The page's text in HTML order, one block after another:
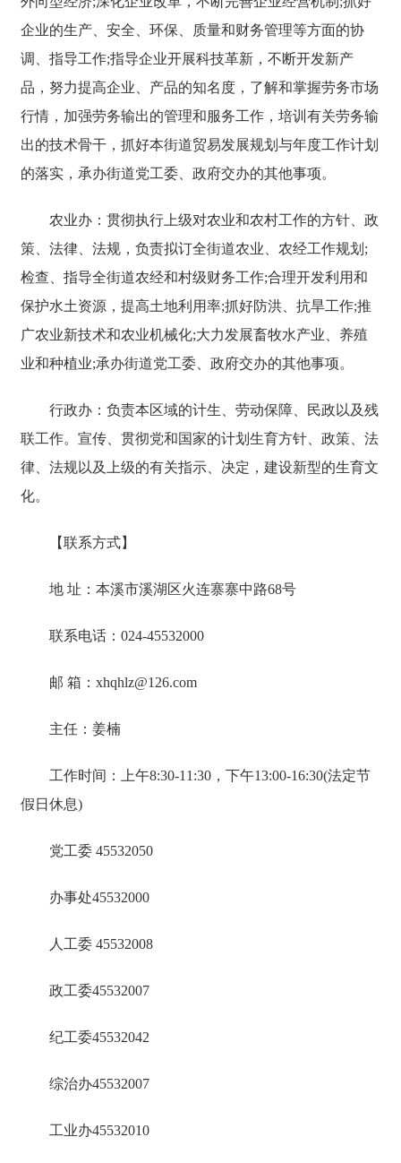
企业的生产、安全、环保、质量和财务管理等方面的协
调、指导工作;指导企业开展科技革新，不断开发新产
品，努力提高企业、产品的知名度，了解和掌握劳务市场
行情，加强劳务输出的管理和服务工作，培训有关劳务输
出的技术骨干，抓好本街道贸易发展规划与年度工作计划
的落实，承办街道党工委、政府交办的其他事项。
农业办：贯彻执行上级对农业和农村工作的方针、政
策、法律、法规，负责拟订全街道农业、农经工作规划;
检查、指导全街道农经和村级财务工作;合理开发利用和
保护水土资源，提高土地利用率;抓好防洪、抗旱工作;推
广农业新技术和农业机械化;大力发展畜牧水产业、养殖
业和种植业;承办街道党工委、政府交办的其他事项。
行政办：负责本区域的计生、劳动保障、民政以及残
联工作。宣传、贯彻党和国家的计划生育方针、政策、法
律、法规以及上级的有关指示、决定，建设新型的生育文
化。
【联系方式】
地 址：本溪市溪湖区火连寨寨中路68号
联系电话：024-45532000
邮 箱：xhqhlz@126.com
主任：姜楠
工作时间：上午8:30-11:30，下午13:00-16:30(法定节
假日休息)
党工委 45532050
办事处45532000
人工委 45532008
政工委45532007
纪工委45532042
综治办45532007
工业办45532010